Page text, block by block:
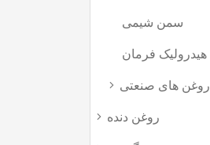
سمن شیمی
هیدرولیک فرمان
روغن های صنعتی
روغن دنده